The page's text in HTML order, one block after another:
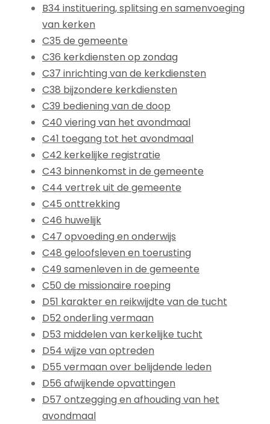
B34 instituering, splitsing en samenvoeging
van kerken
C35 de gemeente
C36 kerkdiensten op zondag
C37 inrichting van de kerkdiensten
C38 bijzondere kerkdiensten
C39 bediening van de doop
C40 viering van het avondmaal
C41 toegang tot het avondmaal
C42 kerkelijke registratie
C43 binnenkomst in de gemeente
C44 vertrek uit de gemeente
C45 onttrekking
C46 huwelijk
C47 opvoeding en onderwijs
C48 geloofsleven en toerusting
C49 samenleven in de gemeente
C50 de missionaire roeping
D51 karakter en reikwijdte van de tucht
D52 onderling vermaan
D53 middelen van kerkelijke tucht
D54 wijze van optreden
D55 vermaan over belijdende leden
D56 afwijkende opvattingen
D57 ontzegging en afhouding van het
avondmaal